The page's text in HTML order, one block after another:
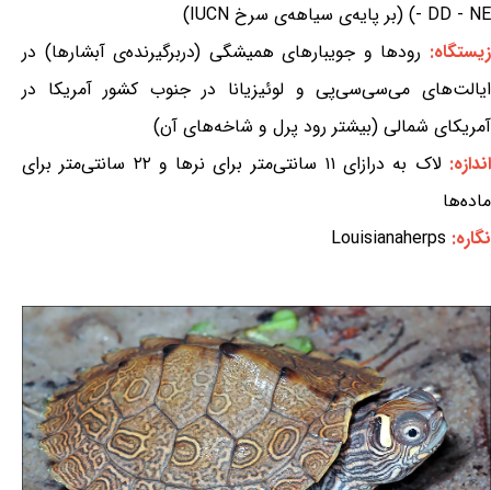
- DD - NE) (بر پایه‌ی سیاهه‌ی سرخ IUCN)
زیستگاه: رودها و جویبارهای همیشگی (دربرگیرنده‌ی آبشارها) در
ایالت‌های می‌سی‌سی‌پی و لوئیزیانا در جنوب کشور آمریکا در
آمریکای شمالی (بیشتر رود پرل و شاخه‌های آن)
اندازه:
لاک به درازای ۱۱ سانتی‌متر برای نرها و ۲۲ سانتی‌متر برای
ماده‌ها
نگاره: Louisianaherps